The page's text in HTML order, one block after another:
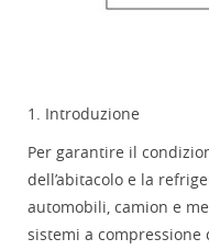
1. Introduzione
Per garantire il
dell’abitacolo e la
automobili, camion e
sistemi a compressione